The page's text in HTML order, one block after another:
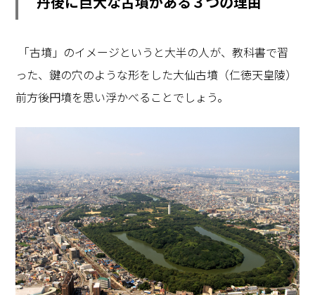
「古墳」のイメージというと大半の人が、教科書で習
った、鍵の穴のような形をした大仙古墳（仁徳天皇陵）
前方後円墳を思い浮かべることでしょう。